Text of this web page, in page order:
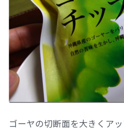
ゴーヤの切断面を大きくアッ